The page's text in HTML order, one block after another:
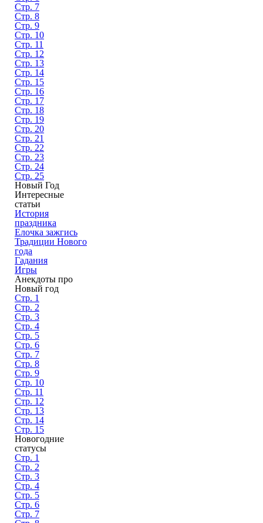
Стр. 7
Стр. 8
Стр. 9
Стр. 10
Стр. 11
Стр. 12
Стр. 13
Стр. 14
Стр. 15
Стр. 16
Стр. 17
Стр. 18
Стр. 19
Стр. 20
Стр. 21
Стр. 22
Стр. 23
Стр. 24
Стр. 25
Новый Год
Интересные
статьи
История
праздника
Елочка зажгись
Традиции Нового
года
Гадания
Игры
Анекдоты про
Новый год
Стр. 1
Стр. 2
Стр. 3
Стр. 4
Стр. 5
Стр. 6
Стр. 7
Стр. 8
Стр. 9
Стр. 10
Стр. 11
Стр. 12
Стр. 13
Стр. 14
Стр. 15
Новогодние
статусы
Стр. 1
Стр. 2
Стр. 3
Стр. 4
Стр. 5
Стр. 6
Стр. 7